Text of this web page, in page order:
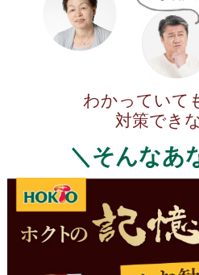
わかっていて
対策でき
＼そんなあ